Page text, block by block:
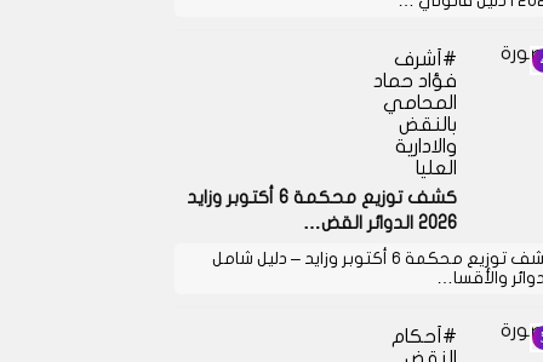
أشرف
فؤاد حماد
المحامي
بالنقض
والادارية
العليا
كشف توزيع محكمة 6 أكتوبر وزايد
2026 الدوائر القض…
كشف توزيع محكمة 6 أكتوبر وزايد – دليل شامل
والأقسا…
أحكام